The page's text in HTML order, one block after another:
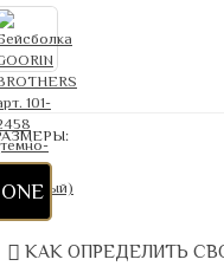
ONE
КАК ОПРЕДЕЛИТЬ